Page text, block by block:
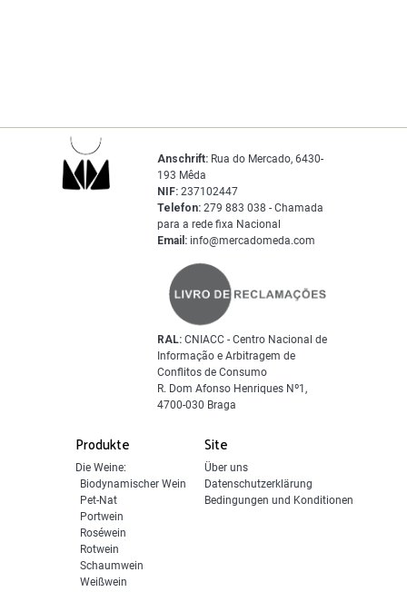
Produkte
Die Weine:
Biodynamischer Wein
Pet-Nat
Portwein
Roséwein
Rotwein
Schaumwein
Weißwein
Site
Über uns
Datenschutzerklärung
Bedingungen und Konditionen
Anschrift: Rua do Mercado, 6430-
193 Mêda
NIF: 237102447
Telefon: 279 883 038 - Chamada
para a rede fixa Nacional
Email: info@mercadomeda.com
RAL: CNIACC - Centro Nacional de
Informação e Arbitragem de
Conflitos de Consumo
R. Dom Afonso Henriques Nº1,
4700-030 Braga